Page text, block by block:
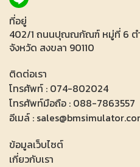
ที่อยู่
402/1 ถนนปุณณกัณฑ์ หมู่ที่ 6 ต
จังหวัด สงขลา 90110
ติดต่อเรา
โทรศัพท์ : 074-802024
โทรศัพท์มือถือ : 088-7863557
อีเมล์ :
ข้อมูลเว็บไซต์
เกี่ยวกับเรา